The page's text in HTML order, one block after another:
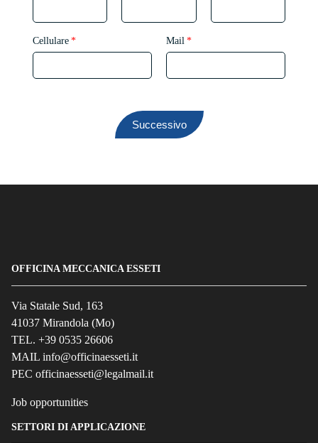
Cellulare Mail
Successivo
OFFICINA MECCANICA ESSETI
Via Statale Sud, 163
41037 Mirandola (Mo)
TEL. +39 0535 26606
MAIL info@officinaesseti.it
PEC officinaesseti@legalmail.it
Job opportunities
SETTORI DI APPLICAZIONE